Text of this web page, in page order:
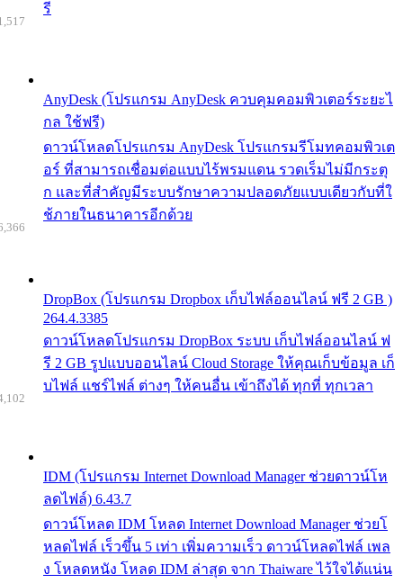
รี
AnyDesk (โปรแกรม AnyDesk ควบคุมคอมพิวเตอร์ระยะไ
กล ใช้ฟรี)
ดาวน์โหลดโปรแกรม AnyDesk โปรแกรมรีโมทคอมพิวเต
อร์ ที่สามารถเชื่อมต่อแบบไร้พรมแดน รวดเร็มไม่มีกระตุ
ก และที่สำคัญมีระบบรักษาความปลอดภัยแบบเดียวกับที่ใ
ช้ภายในธนาคารอีกด้วย
DropBox (โปรแกรม Dropbox เก็บไฟล์ออนไลน์ ฟรี 2 GB )
264.4.3385
ดาวน์โหลดโปรแกรม DropBox ระบบ เก็บไฟล์ออนไลน์ ฟ
รี 2 GB รูปแบบออนไลน์ Cloud Storage ให้คุณเก็บข้อมูล เก็
บไฟล์ แชร์ไฟล์ ต่างๆ ให้คนอื่น เข้าถึงได้ ทุกที่ ทุกเวลา
IDM (โปรแกรม Internet Download Manager ช่วยดาวน์โห
ลดไฟล์) 6.43.7
ดาวน์โหลด IDM โหลด Internet Download Manager ช่วยโ
หลดไฟล์ เร็วขึ้น 5 เท่า เพิ่มความเร็ว ดาวน์โหลดไฟล์ เพล
ง โหลดหนัง โหลด IDM ล่าสุด จาก Thaiware ไว้ใจได้แน่น